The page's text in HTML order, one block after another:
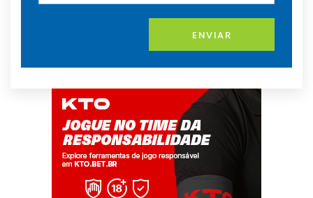
ENVIAR